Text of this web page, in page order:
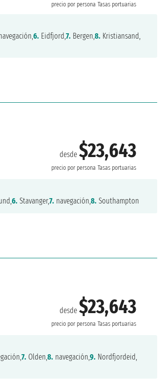
precio por persona Tasas portuarias
6. Eidfjord,7. Bergen,8. Kristiansand,
desde$23,643
precio por persona Tasas portuarias
6. Stavanger,7. navegación,8. Southampton
desde$23,643
precio por persona Tasas portuarias
7. Olden,8. navegación,9. Nordfjordeid,